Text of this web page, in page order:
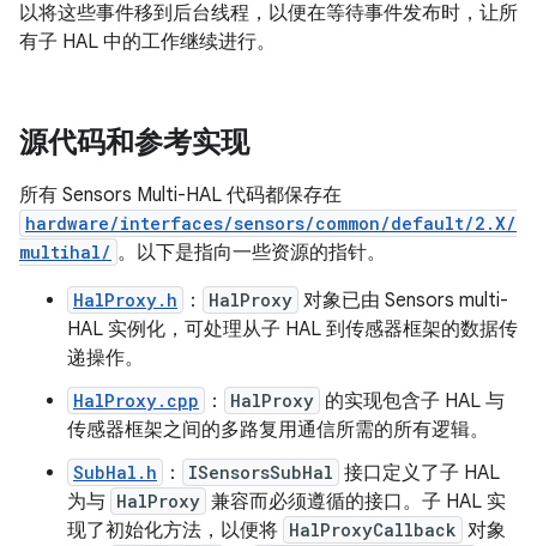
以将这些事件移到后台线程，以便在等待事件发布时，让所
有子 HAL 中的工作继续进行。
源代码和参考实现
所有 Sensors Multi-HAL 代码都保存在
hardware/interfaces/sensors/common/default/2.X/
multihal/ 。以下是指向一些资源的指针。
HalProxy.h ： HalProxy 对象已由 Sensors multi-
HAL 实例化，可处理从子 HAL 到传感器框架的数据传
递操作。
HalProxy.cpp ： HalProxy 的实现包含子 HAL 与
传感器框架之间的多路复用通信所需的所有逻辑。
SubHal.h ： ISensorsSubHal 接口定义了子 HAL
为与 HalProxy 兼容而必须遵循的接口。子 HAL 实
现了初始化方法，以便将 HalProxyCallback 对象